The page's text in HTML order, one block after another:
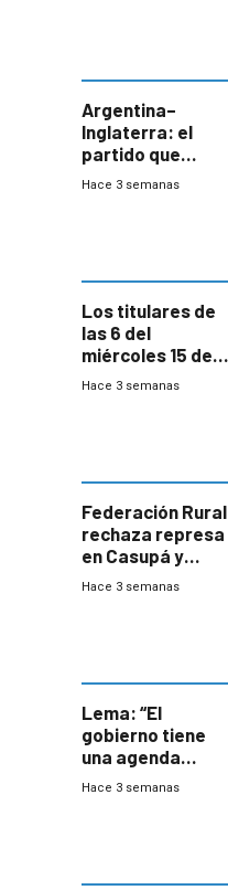
departamental
Argentina–
Inglaterra: el
partido que
nunca termina
Hace 3 semanas
Los titulares de
las 6 del
miércoles 15 de
julio de 2026
Hace 3 semanas
Federación Rural
rechaza represa
en Casupá y
firma demanda
Hace 3 semanas
Lema: “El
gobierno tiene
una agenda
destructiva”
Hace 3 semanas